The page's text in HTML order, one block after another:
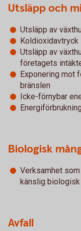
Utsläpp och
Utsläpp av
Koldioxidavtryck
Utsläpp av
företagets
Exponering mot
bränslen
Icke-förnybar
Biologisk
Verksamhet
känslig
Avfall